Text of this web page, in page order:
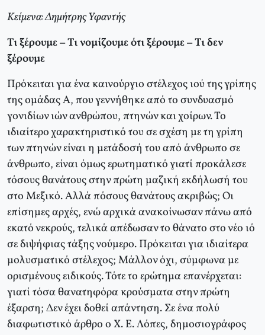
Κείμενα: Δημήτρης Υφαντής
Τι ξέρουμε – Τι νομίζουμε ότι ξέρουμε – Τι δεν
ξέρουμε
Πρόκειται για ένα καινούργιο στέλεχος ιού της γρίπης
της ομάδας Α, που γεννήθηκε από το συνδυασμό
γονιδίων ιών ανθρώπου, πτηνών και χοίρων. Το
ιδιαίτερο χαρακτηριστικό του σε σχέση με τη γρίπη
των πτηνών είναι η μετάδοσή του από άνθρωπο σε
άνθρωπο, είναι όμως ερωτηματικό γιατί προκάλεσε
τόσους θανάτους στην πρώτη μαζική εκδήλωσή του
στο Μεξικό. Αλλά πόσους θανάτους ακριβώς; Οι
επίσημες αρχές, ενώ αρχικά ανακοίνωσαν πάνω από
εκατό νεκρούς, τελικά απέδωσαν το θάνατο στο νέο ιό
σε διψήφιας τάξης νούμερο. Πρόκειται για ιδιαίτερα
μολυσματικό στέλεχος; Μάλλον όχι, σύμφωνα με
ορισμένους ειδικούς. Τότε το ερώτημα επανέρχεται:
γιατί τόσα θανατηφόρα κρούσματα στην πρώτη
έξαρση; Δεν έχει δοθεί απάντηση. Σε ένα πολύ
διαφωτιστικό άρθρο ο Χ. Ε. Λόπες, δημοσιογράφος